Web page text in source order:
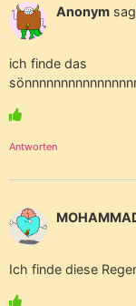
Anonym
ich finde das
Antworten
Ich finde diese